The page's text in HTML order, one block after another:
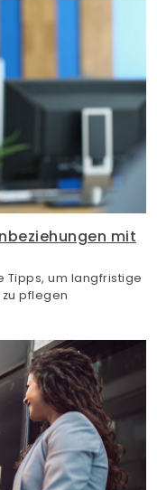
mit
Tipps, um langfristige
pflegen